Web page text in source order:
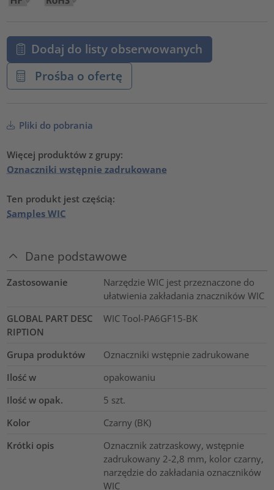
Dodaj do listy obserwowanych
Prośba o ofertę
Pliki do pobrania
Więcej produktów z grupy:
Oznaczniki wstępnie zadrukowane
Ten produkt jest częścią:
Samples WIC
Dane podstawowe
Zastosowanie
Narzędzie WIC jest przeznaczone do
ułatwienia zakładania znaczników WIC
GLOBAL PART DESC
RIPTION
WIC Tool-PA6GF15-BK
Grupa produktów
Oznaczniki wstępnie zadrukowane
Ilość w
opakowaniu
Ilość w opak.
5 szt.
Kolor
Czarny (BK)
Krótki opis
Oznacznik zatrzaskowy, wstępnie
zadrukowany 2-2,8 mm, kolor czarny,
narzędzie do zakładania oznaczników
WIC